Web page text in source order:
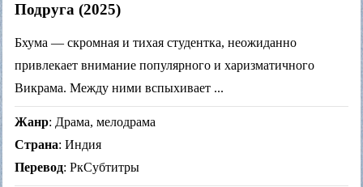
Подруга (2025)
Бхума — скромная и тихая студентка, неожиданно
привлекает внимание популярного и харизматичного
Викрама. Между ними вспыхивает ...
Жанр: Драма, мелодрама
Страна: Индия
Перевод: РкСубтитры